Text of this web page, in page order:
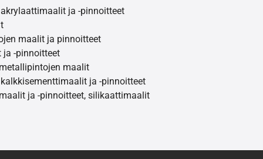
ja -pinnoitteet
maalit ja pinnoitteet
ja -pinnoitteet
maalit
ja -pinnoitteet
ja -pinnoitteet, silikaattimaalit